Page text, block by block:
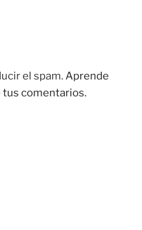
el spam.Aprende
tus comentarios.